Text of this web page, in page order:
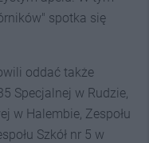
spotka się
oddać także
Specjalnej w Rudzie,
w Halembie, Zespołu
Szkół nr 5 w